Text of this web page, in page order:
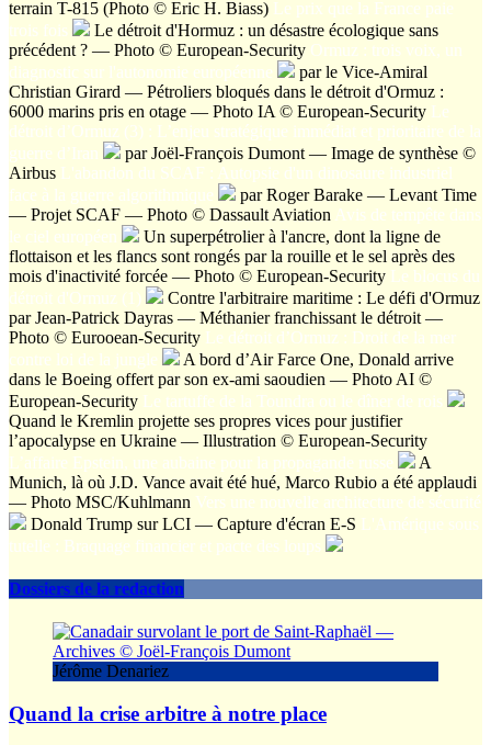
terrain T-815 (Photo © Eric H. Biass) Le prix que la France paie
trois fois
Le détroit d'Hormuz : un désastre écologique sans
précédent ? — Photo © European-Security Ormuz : trois voix, un
diagnostic sur l'autonomie européenne
par le Vice-Amiral
Christian Girard — Pétroliers bloqués dans le détroit d'Ormuz :
6000 marins pris en otage — Photo IA © European-Security Le
détroit d’Ormuz (3) : L’enjeu stratégique immédiat et prioritaire de la
guerre d’Iran
par Joël-François Dumont — Image de synthèse ©
Airbus L'abandon du SCAF : Autopsie d'un dinosaure industriel
face à la guerre algorithmique
par Roger Barake — Levant Time
— Projet SCAF — Photo © Dassault Aviation Avis de tempête dans
le ciel européen
Un superpétrolier à l'ancre, dont la ligne de
flottaison et les flancs sont rongés par la rouille et le sel après des
mois d'inactivité forcée — Photo © European-Security Le blocus du
détroit d'Ormuz (1)
Contre l'arbitraire maritime : Le défi d'Ormuz
par Jean-Patrick Dayras — Méthanier franchissant le détroit —
Photo © Eurooean-Security Le détroit d’Ormuz : Droit de la mer
contre loi de la jungle
A bord d’Air Farce One, Donald arrive
dans le Boeing offert par son ex-ami saoudien — Photo AI ©
European-Security Le tartuffe de la Toundra ou le dîner de rois
Quand le Kremlin projette ses propres vices pour justifier
l’apocalypse en Ukraine — Illustration © European-Security
L’affaire Epstein, une aubaine pour la propagande russe
A
Munich, là où J.D. Vance avait été hué, Marco Rubio a été applaudi
— Photo MSC/Kuhlmann Vers une nouvelle architecture de sécurité
Donald Trump sur LCI — Capture d'écran E-S L'Amérique sous
tutelle : Braquage financier et pacte des loups
Dossiers de la redaction
Jérôme Denariez
Quand la crise arbitre à notre place